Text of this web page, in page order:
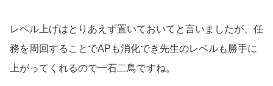
レベル上げはとりあえず置いておいてと言いましたが、任
務を周回することでAPも消化でき先生のレベルも勝手に
上がってくれるので一石二鳥ですね。